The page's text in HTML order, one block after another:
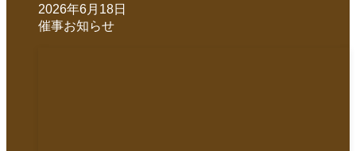
2026年6月18日
催事お知らせ